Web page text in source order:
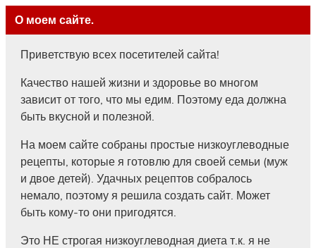
О моем сайте.
Приветствую всех посетителей сайта!
Качество нашей жизни и здоровье во многом
зависит от того, что мы едим. Поэтому еда должна
быть вкусной и полезной.
На моем сайте собраны простые низкоуглеводные
рецепты, которые я готовлю для своей семьи (муж
и двое детей). Удачных рецептов собралось
немало, поэтому я решила создать сайт. Может
быть кому-то они пригодятся.
Это НЕ строгая низкоуглеводная диета т.к. я не